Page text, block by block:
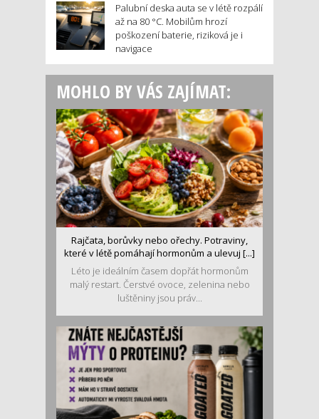
Palubní deska auta se v létě rozpálí
až na 80 °C. Mobilům hrozí
poškození baterie, riziková je i
navigace
MOHLO BY VÁS ZAJÍMAT:
Rajčata, borůvky nebo ořechy. Potraviny,
které v létě pomáhají hormonům a ulevuj [...]
Léto je ideálním časem dopřát hormonům
malý restart. Čerstvé ovoce, zelenina nebo
luštěniny jsou práv...